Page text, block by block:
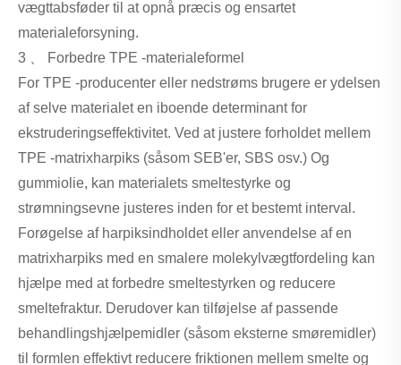
vægttabsføder til at opnå præcis og ensartet
materialeforsyning.
3 、 Forbedre TPE -materialeformel
For TPE -producenter eller nedstrøms brugere er ydelsen
af ​​selve materialet en iboende determinant for
ekstruderingseffektivitet. Ved at justere forholdet mellem
TPE -matrixharpiks (såsom SEB'er, SBS osv.) Og
gummiolie, kan materialets smeltestyrke og
strømningsevne justeres inden for et bestemt interval.
Forøgelse af harpiksindholdet eller anvendelse af en
matrixharpiks med en smalere molekylvægtfordeling kan
hjælpe med at forbedre smeltestyrken og reducere
smeltefraktur. Derudover kan tilføjelse af passende
behandlingshjælpemidler (såsom eksterne smøremidler)
til formlen effektivt reducere friktionen mellem smelte og